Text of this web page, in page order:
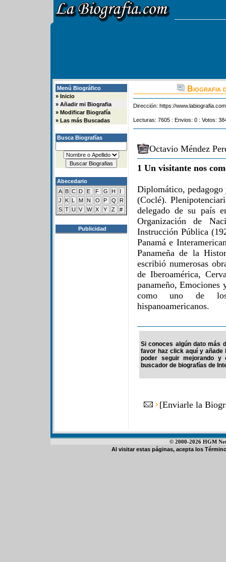
Menú Biográfico
» Inicio
» Añadir mi Biografia
» Modificar Biografía
» Las más Buscadas
Busca Biografías
Abecedario
A B C D E F G H
I
J
K L M N O P Q
R
S T U V W X Y Z #
Publicidad
Biografia
Dirección: https://
Lecturas: 7605 : Envios: 0 : Votos:
Octavio Méndez
1 Un visitante nos
Diplomático, pedagogo
(Coclé).
delegado de su país
Organización de
Instrucción Pública
Panamá e
Panameña de la
escribió numerosas
de Iberoamérica,
panameño, Emociones
como uno de los
hispanoamericanos.
Si conoces algún dato más
favor haz click aquí y
poder seguir mejorando y
buscador de biografías de
[Enviarle la
© 2000-2026 HGM
Al visitar estas páginas, acepta los